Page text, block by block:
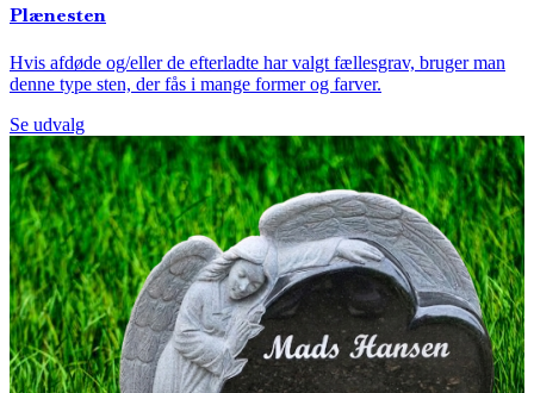
Plænesten
Hvis afdøde og/eller de efterladte har valgt fællesgrav, bruger man
denne type sten, der fås i mange former og farver.
Se udvalg